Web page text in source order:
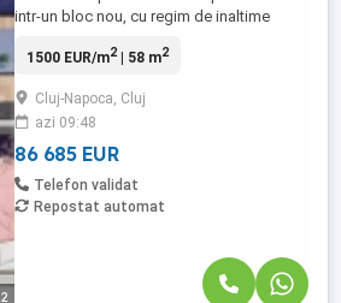
intr-un bloc nou, cu regim de inaltime
Baciului, o zona aflata in plina dezvoltare,
facilitatile necesare in apropiere.
Caracteristici generale: Constructie noua,
finalizata Izolatie exterioara ...
1500 EUR/m2| 58 m2
Cluj-Napoca, Cluj
azi 09:48
86 685 EUR
Telefon validat
Repostat automat